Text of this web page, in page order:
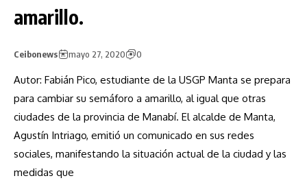
amarillo.
Ceibonews mayo 27, 2020 0
Autor: Fabián Pico, estudiante de la USGP Manta se prepara
para cambiar su semáforo a amarillo, al igual que otras
ciudades de la provincia de Manabí. El alcalde de Manta,
Agustín Intriago, emitió un comunicado en sus redes
sociales, manifestando la situación actual de la ciudad y las
medidas que